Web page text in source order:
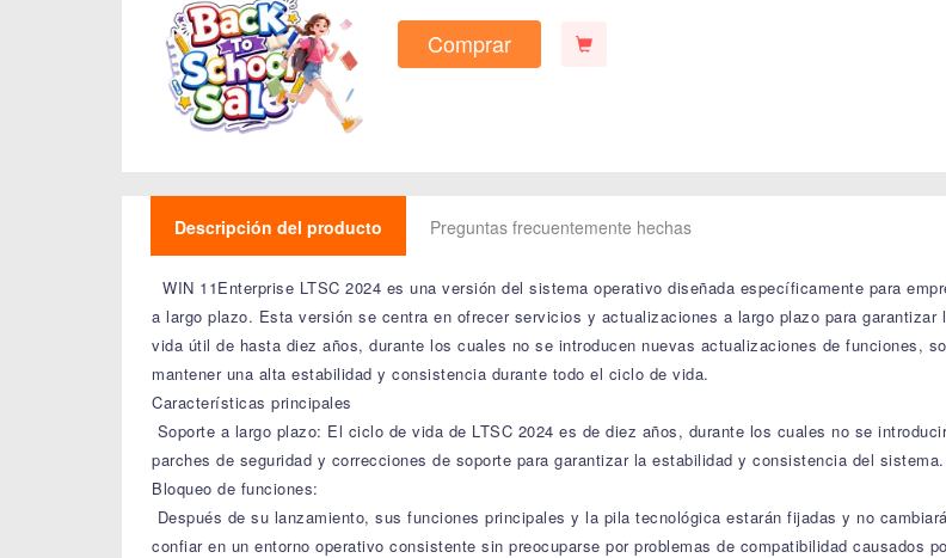
Comprar
Descripción del producto Preguntas frecuentemente hechas
WIN 11Enterprise LTSC 2024 es una versión del sistema operativo diseñada específicamente para
a largo plazo. Esta versión se centra en ofrecer servicios y actualizaciones a largo plazo para
vida útil de hasta diez años, durante los cuales no se introducen nuevas actualizaciones de funciones,
mantener una alta estabilidad y consistencia durante todo el ciclo de vida.
Características principales
Soporte a largo plazo: El ciclo de vida de LTSC 2024 es de diez años, durante los cuales no se
parches de seguridad y correcciones de soporte para garantizar la estabilidad y consistencia del sistema.
Bloqueo de funciones:
Después de su lanzamiento, sus funciones principales y la pila tecnológica estarán fijadas y no
confiar en un entorno operativo consistente sin preocuparse por problemas de compatibilidad causados